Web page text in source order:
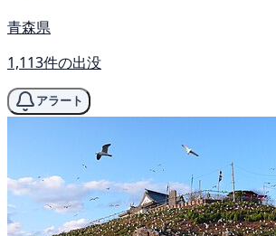
青森県
1,113件の出没
アラート